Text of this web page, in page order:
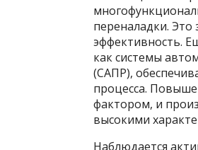
переналадки.
эффективность.
как системы
(САПР),
процесса.
фактором, и
высокими
Наблюдается